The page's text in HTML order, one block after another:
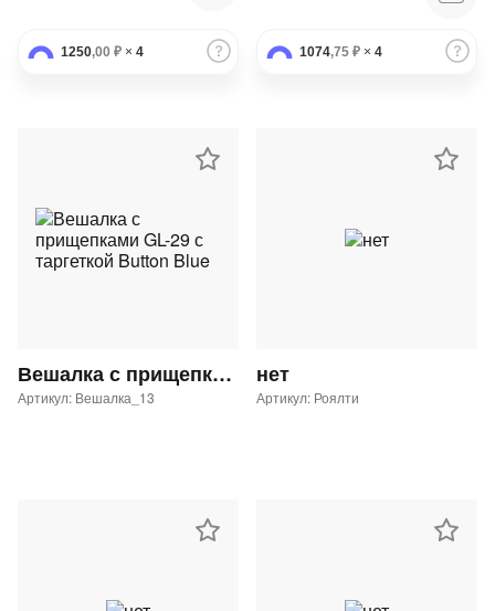
1250,00 ₽ × 4 1074,75 ₽ × 4
Вешалка с прищепками GL-29 с таргеткой Button Blue
Артикул: Вешалка_13
нет
Артикул: Роялти